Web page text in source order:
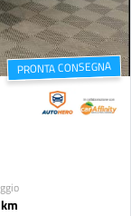
PRONTA CONSEGNA